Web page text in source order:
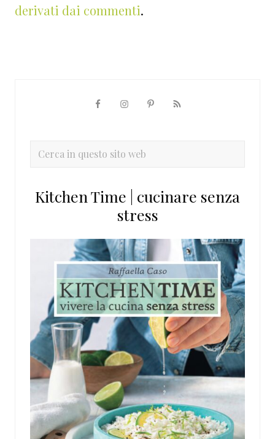
derivati dai commenti.
primaria
Cerca
sito
Kitchen Time | cucinare senza
stress